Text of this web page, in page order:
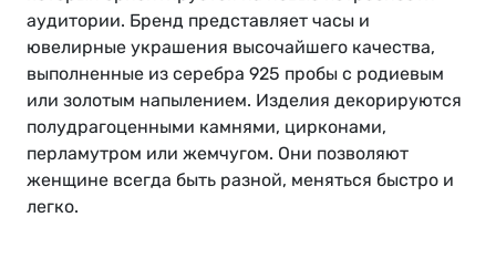
аудитории. Бренд представляет часы и
ювелирные украшения высочайшего качества,
выполненные из серебра 925 пробы с родиевым
или золотым напылением. Изделия декорируются
полудрагоценными камнями, цирконами,
перламутром или жемчугом. Они позволяют
женщине всегда быть разной, меняться быстро и
легко.